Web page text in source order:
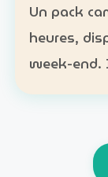
Un pack
heures,
week-end. Inclus : tente 2 places, matelas,